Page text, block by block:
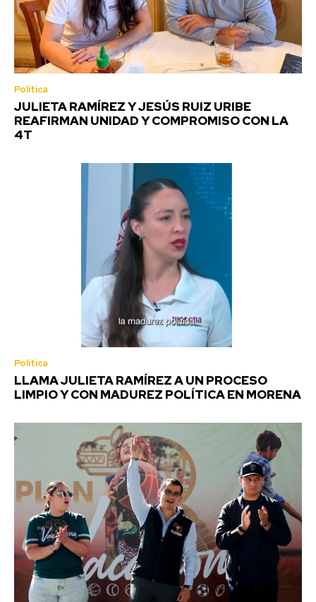
Política
JULIETA RAMÍREZ Y JESÚS RUIZ URIBE
REAFIRMAN UNIDAD Y COMPROMISO CON LA
4T
Política
LLAMA JULIETA RAMÍREZ A UN PROCESO
LIMPIO Y CON MADUREZ POLÍTICA EN MORENA